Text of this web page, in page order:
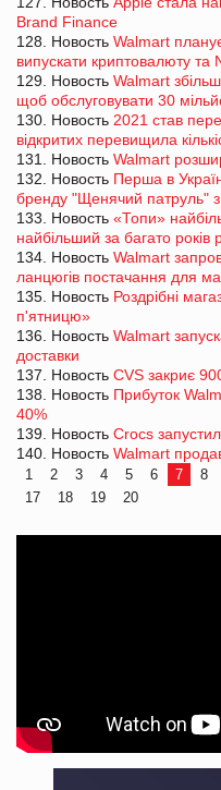
Brand Finance
128. Новость Walmart
випускати криптовалюту та
129. Новость Walmart
щоб обслуговувати 30
130. Новость 2021 став
відкритих перевищила
131. Новость Walmart
132. Новость Перша в
бренду "Щенячий патруль"
133. Новость «Топи»
найбільший за багато років
134. Новость Walmart
ланцюгів постачання для
135. Новость Роздрібні
п'ятницю»
136. Новость Walmart
доставки
137. Новость CVS закриє
138. Новость Прибуток
40%
139. Новость Crocs
140. Новость Walmart
1 2 3 4 5 6 7 8
17
18 19 20